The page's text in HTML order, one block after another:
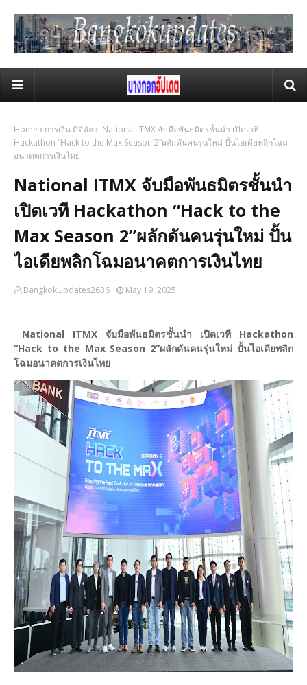
Home การเงิน ดิจิตัล
National ITMX จับมือพันธมิตรชั้นนำ เปิดเวที
Hackathon “Hack to the Max Season 2”ผลักดันคนรุ่นใหม่ ปั้นไอเดียพลิกโฉม
อนาคตการเงินไทย
National ITMX จับมือพันธมิตรชั้นนำ
เปิดเวที Hackathon “Hack to the
Max Season 2”ผลักดันคนรุ่นใหม่ ปั้น
ไอเดียพลิกโฉมอนาคตการเงินไทย
BangkokUpdates2636 May 19, 2025
National ITMX จับมือพันธมิตรชั้นนำ เปิดเวที Hackathon
“Hack to the Max Season 2”ผลักดันคนรุ่นใหม่ ปั้นไอเดียพลิก
โฉมอนาคตการเงินไทย